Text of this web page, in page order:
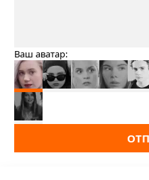
Ваш аватар: